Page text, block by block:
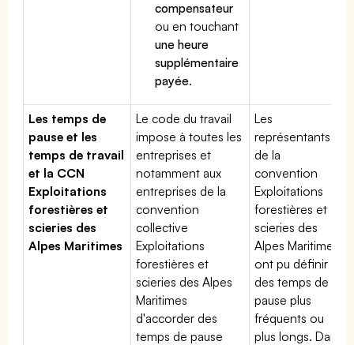
compensateur
ou en touchant
une heure
supplémentaire
payée.
Les temps de
pause et les
temps de travail
et la CCN
Exploitations
forestières et
scieries des
Alpes Maritimes
Le code du travail
impose à toutes les
entreprises et
notamment aux
entreprises de la
convention
collective
Exploitations
forestières et
scieries des Alpes
Maritimes
d'accorder des
temps de pause
Les
représentants
de la
convention
Exploitations
forestières et
scieries des
Alpes Maritimes
ont pu définir
des temps de
pause plus
fréquents ou
plus longs. Dans